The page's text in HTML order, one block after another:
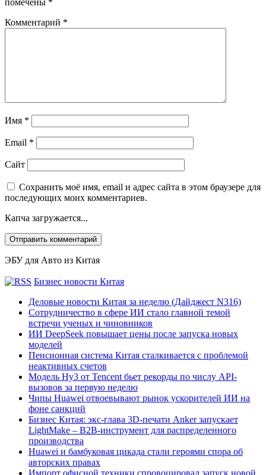
Комментарий *
Имя *
Email *
Сайт
Сохранить моё имя, email и адрес сайта в этом браузере для
последующих моих комментариев.
Капча загружается...
ЭБУ для Авто из Китая
Бизнес новости Китая
Деловые новости Китая за неделю (Дайджест N316)
Сотрудничество в сфере ИИ стало главной темой
встречи ученых и чиновников
ИИ DeepSeek повышает цены после запуска новых
моделей
Пенсионная система Китая сталкивается с проблемой
неактивных счетов
Модель Hy3 от Tencent бьет рекорды по числу API-
вызовов за первую неделю
Чипы Huawei отвоевывают рынок ускорителей ИИ на
фоне санкций
Бизнес Китая: экс-глава 3D-печати Anker запускает
LightMake – B2B-инструмент для распределенного
производства
Huawei и бамбуковая цикада стали героями спора об
авторских правах
Импорт офисной техники спровоцировал запуск новой